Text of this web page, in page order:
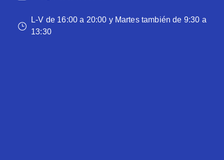
L-V de 16:00 a 20:00 y Martes también de 9:30 a
13:30